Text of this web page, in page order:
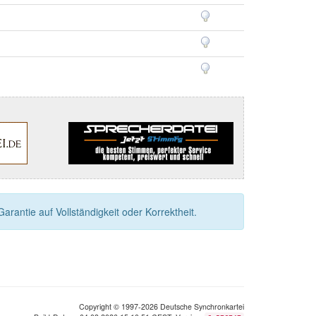
auf Vollständigkeit oder Korrektheit.
Copyright © 1997-2026 Deutsche Synchronkartei